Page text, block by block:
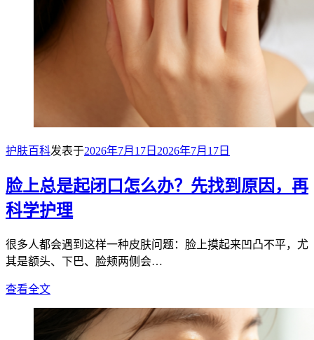
护肤百科发表于2026年7月17日 2026年7月17日
脸上总是起闭口怎么办？先找到原因，再
科学护理
很多人都会遇到这样一种皮肤问题：脸上摸起来凹凸不平，尤
其是额头、下巴、脸颊两侧会…
查看全文